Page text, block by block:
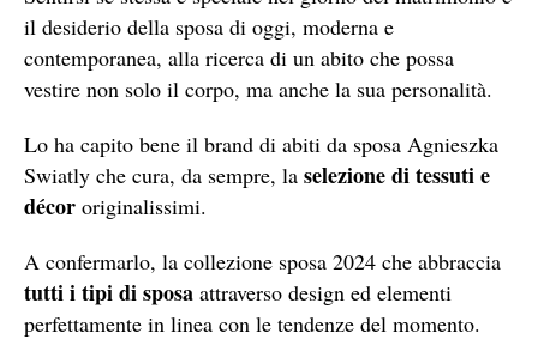
il desiderio della sposa di oggi, moderna e
contemporanea, alla ricerca di un abito che possa
vestire non solo il corpo, ma anche la sua personalità.
Lo ha capito bene il brand di abiti da sposa Agnieszka
Swiatly che cura, da sempre, la selezione di tessuti e
décor originalissimi.
A confermarlo, la collezione sposa 2024 che abbraccia
tutti i tipi di sposa attraverso design ed elementi
perfettamente in linea con le tendenze del momento.